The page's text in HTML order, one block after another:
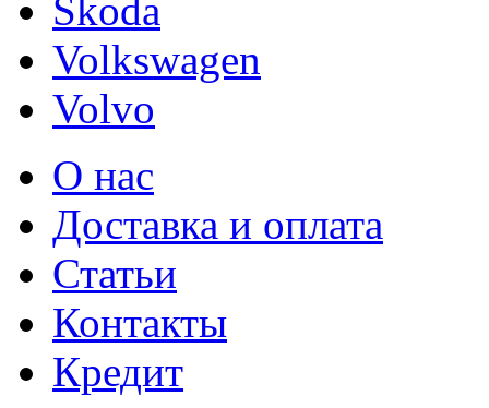
Skoda
Volkswagen
Volvo
О нас
Доставка и оплата
Статьи
Контакты
Кредит